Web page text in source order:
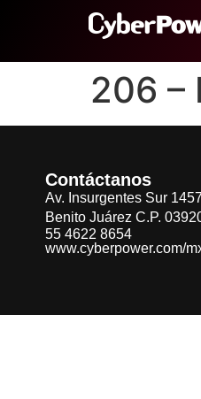
206 –
Contáctanos
Av. Insurgentes Sur
Benito Juárez C.P.
55 4622 8654
www.cyberpower.com/